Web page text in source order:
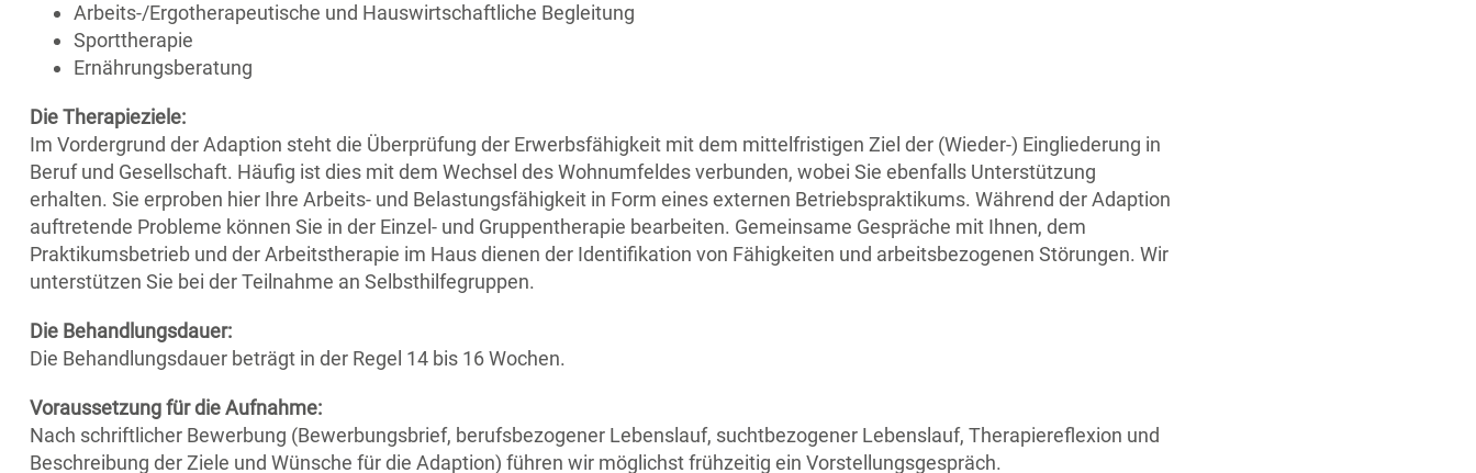
Arbeits-/Ergotherapeutische und Hauswirtschaftliche Begleitung
Sporttherapie
Ernährungsberatung
Die Therapieziele:
Im Vordergrund der Adaption steht die Überprüfung der Erwerbsfähigkeit mit dem mittelfristigen Ziel der (Wieder-) Eingliederung in
Beruf und Gesellschaft. Häufig ist dies mit dem Wechsel des Wohnumfeldes verbunden, wobei Sie ebenfalls Unterstützung
erhalten. Sie erproben hier Ihre Arbeits- und Belastungsfähigkeit in Form eines externen Betriebspraktikums. Während der Adaption
auftretende Probleme können Sie in der Einzel- und Gruppentherapie bearbeiten. Gemeinsame Gespräche mit Ihnen, dem
Praktikumsbetrieb und der Arbeitstherapie im Haus dienen der Identifikation von Fähigkeiten und arbeitsbezogenen Störungen. Wir
unterstützen Sie bei der Teilnahme an Selbsthilfegruppen.
Die Behandlungsdauer:
Die Behandlungsdauer beträgt in der Regel 14 bis 16 Wochen.
Voraussetzung für die Aufnahme:
Nach schriftlicher Bewerbung (Bewerbungsbrief, berufsbezogener Lebenslauf, suchtbezogener Lebenslauf, Therapiereflexion und
Beschreibung der Ziele und Wünsche für die Adaption) führen wir möglichst frühzeitig ein Vorstellungsgespräch.